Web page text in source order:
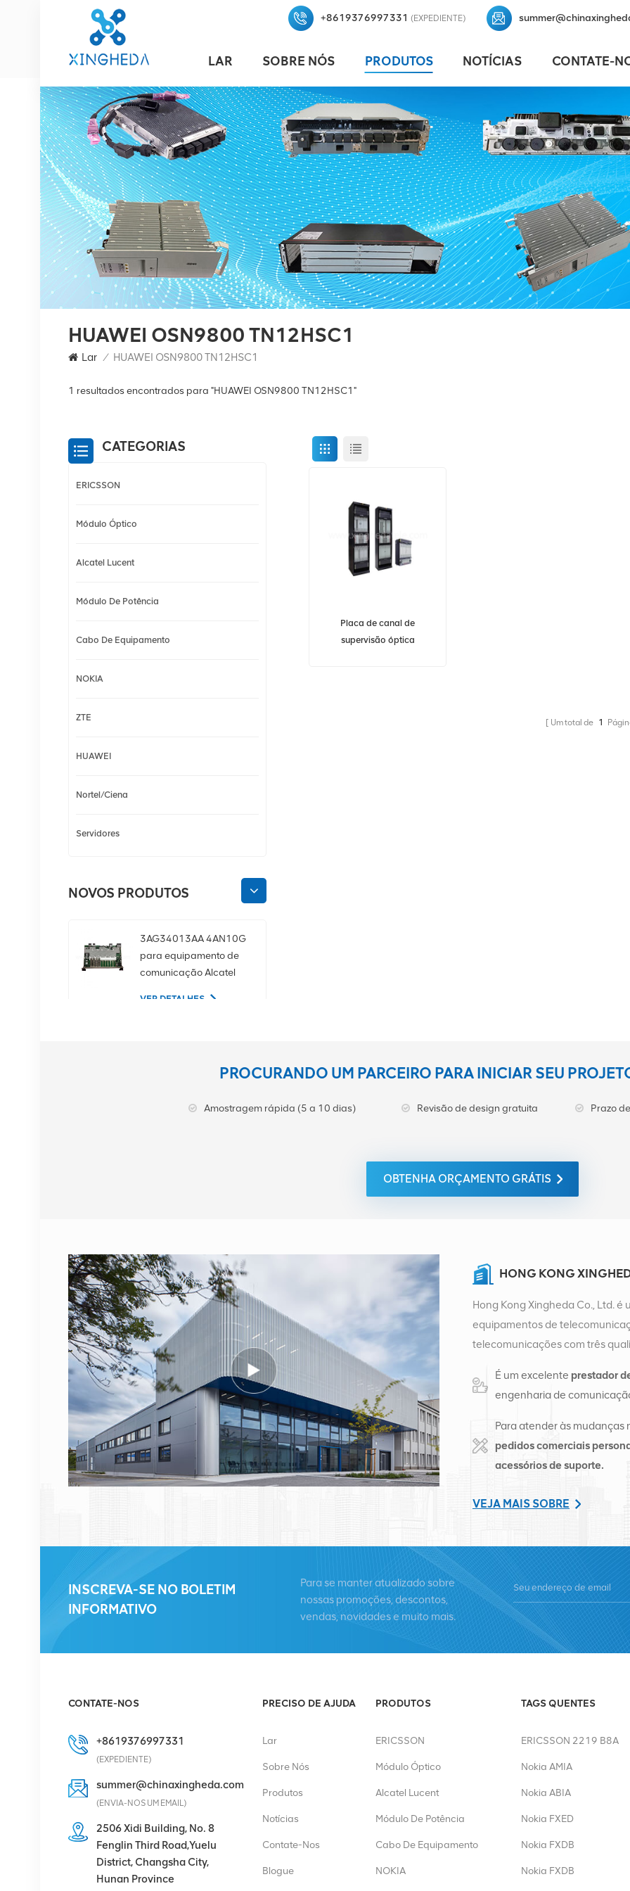
+8619376997331 (EXPEDIENTE)
LAR SOBRE NÓS PRODUTOS NOTÍCIAS CONTATE-
HUAWEI OSN9800 TN12HSC1
Lar / HUAWEI OSN9800 TN12HSC1
1 resultados encontrados para "HUAWEI OSN9800 TN12HSC1"
Placa de canal de
supervisão óptica
Um total de 1
CATEGORIAS
ERICSSON
Módulo Óptico
Alcatel Lucent
Módulo De Potência
Cabo De Equipamento
NOKIA
ZTE
HUAWEI
Nortel/Ciena
Servidores
NOVOS PRODUTOS
3AG34013AA 4AN10G
para equipamento de
comunicação Alcatel
VER DETALHES
polegadas, 1,2 TB, 10K
VER DETALHES
Estação base NOKIA
AHEGC 474914A
AirScale RRH 4T4R RRU
VER DETALHES
Cabo de fibra óptica
NOKIA FUFAS
473288A.102 LC OD-LC
OD duplo 2m
VER DETALHES
1662SMC 3AL98324AA
SYNTH4V2 para
ERICSSON 2212 B31
KRC 161 893/1
Unidade de rádio
* 60 W)
03050BYF para banda
base Huawei BBU 3900
VER DETALHES
Retificador Eltek
PROCURANDO UM PARCEIRO PARA INICIAR SEU
Amostragem rápida (5 a 10 dias) Revisão de design gratuita Prazo
OBTENHA ORÇAMENTO GRÁTIS
HONG KONG
Hong Kong Xingheda Co., Ltd.
equipamentos de
telecomunicações com três
distribuição de fábrica em
de vendas internacionais em
negócios internacionais no
Rússia, fornecemos estações
de telecomunicações
terminais e materiais auxiliares
serviços de alta qualidade,
É um excelente prestador
engenharia de
Para atender às mudanças
pedidos comerciais
acessórios de suporte.
VEJA MAIS SOBRE
INSCREVA-SE NO BOLETIM
INFORMATIVO
Para se manter atualizado sobre
nossas promoções, descontos,
vendas, novidades e muito mais.
CONTATE-NOS
+8619376997331
(EXPEDIENTE)
summer@chinaxingheda.com
(ENVIA-NOS UM EMAIL)
2506 Xidi Building, No. 8
Fenglin Third Road,Yuelu
District, Changsha City,
Hunan Province
PRECISO DE AJUDA
Lar
Sobre Nós
Produtos
Notícias
Contate-Nos
Blogue
PRODUTOS
ERICSSON
Módulo Óptico
Alcatel Lucent
Módulo De Potência
Cabo De Equipamento
NOKIA
TAGS QUENTES
ERICSSON 2219 B8A
Nokia AMIA
Nokia ABIA
Nokia FXED
Nokia FXDB
Nokia FXDB